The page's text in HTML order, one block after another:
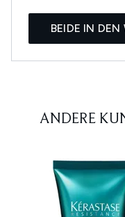
BEIDE IN DEN
ANDERE